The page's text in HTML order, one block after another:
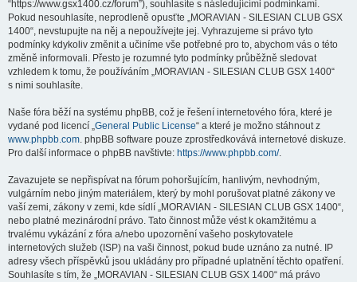
“https://www.gsx1400.cz/forum”), souhlasíte s následujícími podmínkami.
Pokud nesouhlasíte, neprodleně opusťte „MORAVIAN - SILESIAN CLUB GSX
1400“, nevstupujte na něj a nepoužívejte jej. Vyhrazujeme si právo tyto
podmínky kdykoliv změnit a učiníme vše potřebné pro to, abychom vás o této
změně informovali. Přesto je rozumné tyto podmínky průběžně sledovat
vzhledem k tomu, že používáním „MORAVIAN - SILESIAN CLUB GSX 1400“
s nimi souhlasíte.
Naše fóra běží na systému phpBB, což je řešení internetového fóra, které je
vydané pod licencí „General Public License“ a které je možno stáhnout z
www.phpbb.com. phpBB software pouze zprostředkovává internetové diskuze.
Pro další informace o phpBB navštivte: https://www.phpbb.com/.
Zavazujete se nepřispívat na fórum pohoršujícím, hanlivým, nevhodným,
vulgárním nebo jiným materiálem, který by mohl porušovat platné zákony ve
vaší zemi, zákony v zemi, kde sídlí „MORAVIAN - SILESIAN CLUB GSX 1400“,
nebo platné mezinárodní právo. Tato činnost může vést k okamžitému a
trvalému vykázání z fóra a/nebo upozornění vašeho poskytovatele
internetových služeb (ISP) na vaši činnost, pokud bude uznáno za nutné. IP
adresy všech příspěvků jsou ukládány pro případné uplatnění těchto opatření.
Souhlasíte s tím, že „MORAVIAN - SILESIAN CLUB GSX 1400“ má právo